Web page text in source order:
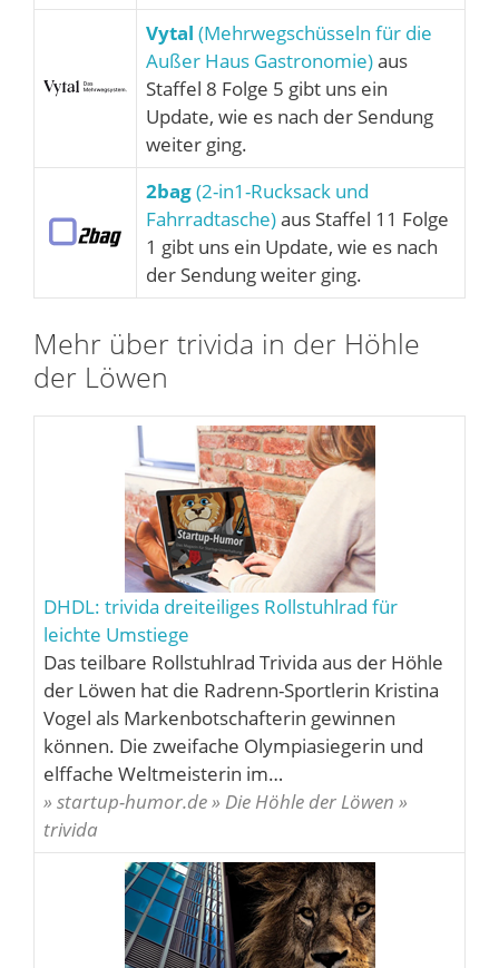
Vytal (Mehrwegschüsseln für die
Außer Haus Gastronomie)aus
Staffel 8 Folge 5 gibt uns ein
Update, wie es nach der Sendung
weiter ging.
2bag(2-in1-Rucksack und
Fahrradtasche)aus Staffel 11 Folge
1 gibt uns ein Update, wie es nach
der Sendung weiter ging.
Mehr über trivida in der Höhle
der Löwen
DHDL: trivida dreiteiliges Rollstuhlrad für
leichte Umstiege
Das teilbare Rollstuhlrad Trivida aus der Höhle
der Löwen hat die Radrenn-Sportlerin Kristina
Vogel als Markenbotschafterin gewinnen
können. Die zweifache Olympiasiegerin und
elffache Weltmeisterin im…
» startup-humor.de » Die Höhle der Löwen »
trivida